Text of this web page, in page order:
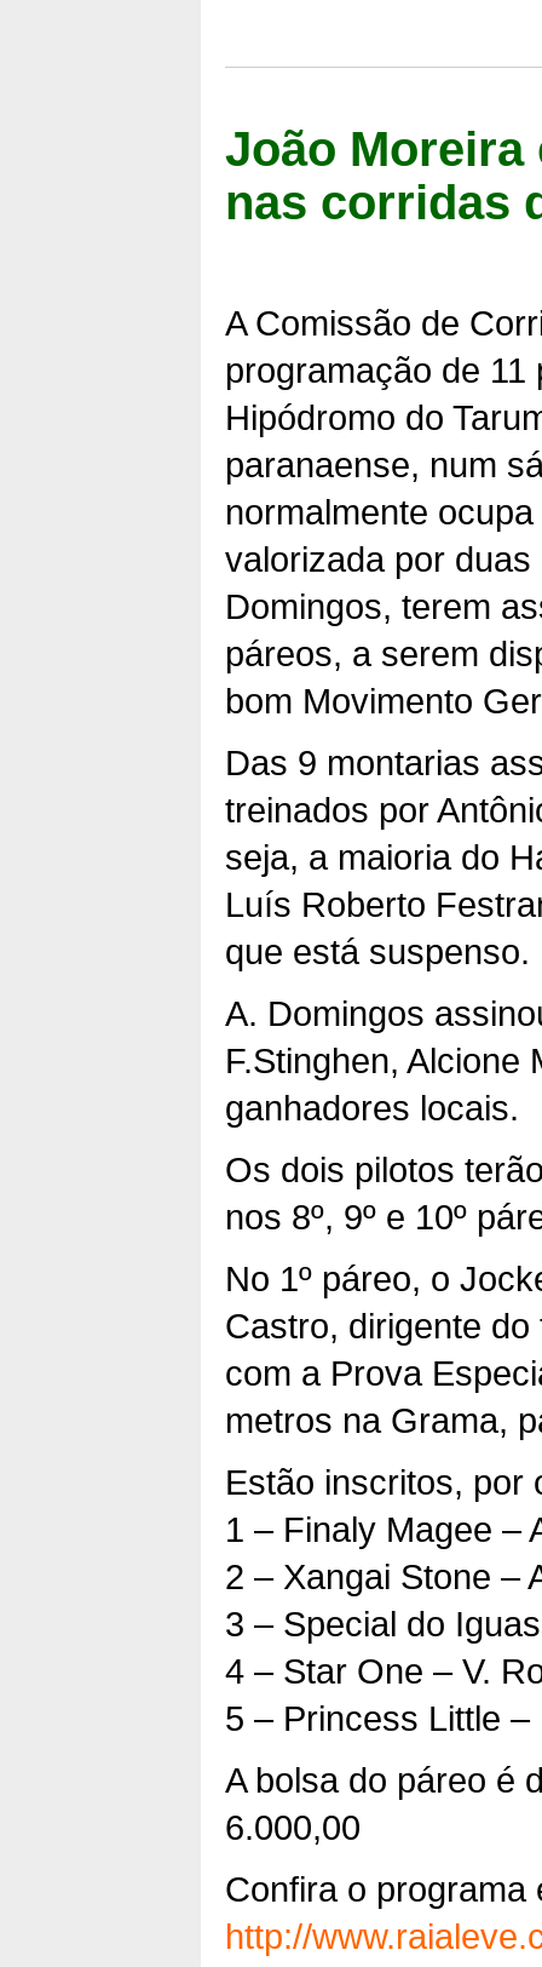
João
nas corridas
A Comissão de
programação de
Hipódromo do
paranaense, num
normalmente
valorizada por
Domingos, terem
páreos, a serem
bom Movimento
Das 9 montarias
treinados por
seja, a maioria do
Luís Roberto
que está suspenso.
A. Domingos
F.Stinghen,
ganhadores locais.
Os dois pilotos
nos 8º, 9º e 10º
No 1º páreo, o
Castro, dirigente
com a Prova
metros na Grama,
Estão inscritos, por
1 – Finaly Magee –
2 – Xangai Stone –
3 – Special do
4 – Star One – V.
5 – Princess Little
A bolsa do páreo é
6.000,00
Confira o programa
http://